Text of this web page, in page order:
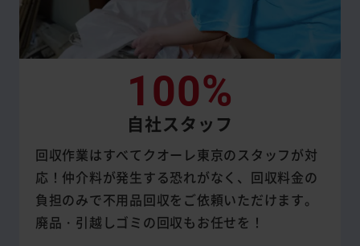
100%
自社スタッフ
回収作業はすべてクオーレ東京のスタッフが対
応！仲介料が発生する恐れがなく、回収料金の
負担のみで不用品回収をご依頼いただけます。
廃品・引越しゴミの回収もお任せを！